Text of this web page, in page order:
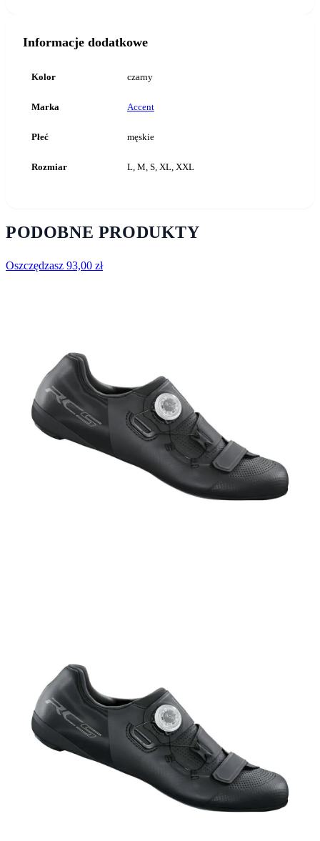
Informacje dodatkowe
Kolor czarny
Marka Accent
Płeć męskie
Rozmiar L, M, S, XL, XXL
PODOBNE PRODUKTY
Oszczędzasz 93,00 zł